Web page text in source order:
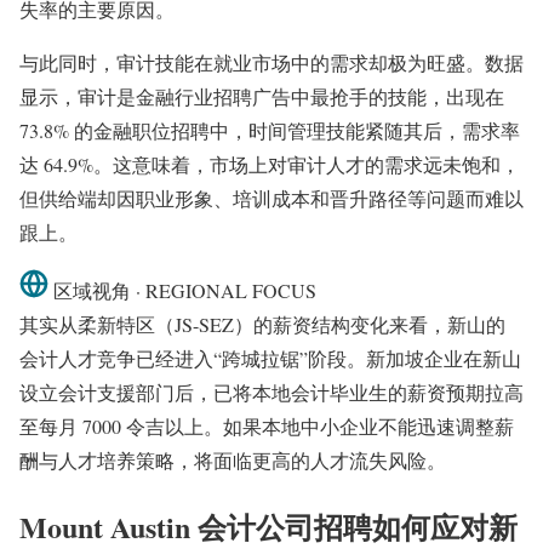
失率的主要原因。
与此同时，审计技能在就业市场中的需求却极为旺盛。数据
显示，审计是金融行业招聘广告中最抢手的技能，出现在
73.8% 的金融职位招聘中，时间管理技能紧随其后，需求率
达 64.9%。这意味着，市场上对审计人才的需求远未饱和，
但供给端却因职业形象、培训成本和晋升路径等问题而难以
跟上。
区域视角 · REGIONAL FOCUS
其实从柔新特区（JS-SEZ）的薪资结构变化来看，新山的
会计人才竞争已经进入“跨城拉锯”阶段。新加坡企业在新山
设立会计支援部门后，已将本地会计毕业生的薪资预期拉高
至每月 7000 令吉以上。如果本地中小企业不能迅速调整薪
酬与人才培养策略，将面临更高的人才流失风险。
Mount Austin 会计公司招聘如何应对新